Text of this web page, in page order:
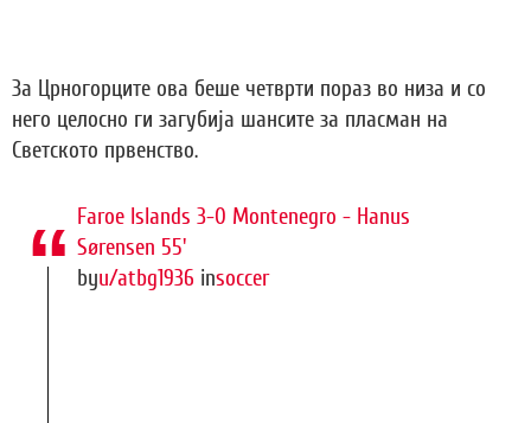
За Црногорците ова беше четврти пораз во низа и со
него целосно ги загубија шансите за пласман на
Светското првенство.
Faroe Islands 3-0 Montenegro - Hanus
Sørensen 55'
byu/atbg1936 insoccer